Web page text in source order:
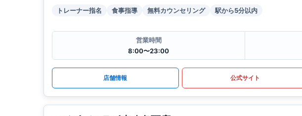
トレーナー指名 食事指導 無料カウンセリング 駅から5分以内
営業時間
8:00〜23:00
店舗情報 公式サイト